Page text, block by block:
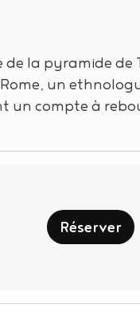
de la pyramide de
un
un compte à
Réserver